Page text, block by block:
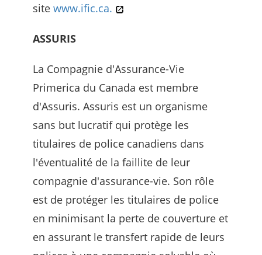
site www.ific.ca.
ASSURIS
La Compagnie d'Assurance-Vie
Primerica du Canada est membre
d'Assuris. Assuris est un organisme
sans but lucratif qui protège les
titulaires de police canadiens dans
l'éventualité de la faillite de leur
compagnie d'assurance-vie. Son rôle
est de protéger les titulaires de police
en minimisant la perte de couverture et
en assurant le transfert rapide de leurs